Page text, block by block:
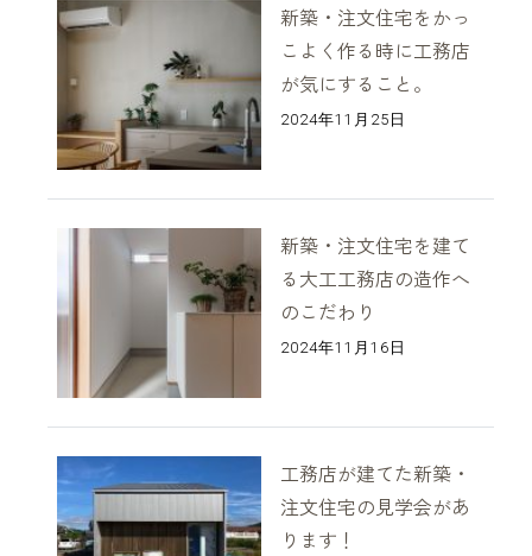
新築・注文住宅をかっ
こよく作る時に工務店
が気にすること。
2024年11月25日
新築・注文住宅を建て
る大工工務店の造作へ
のこだわり
2024年11月16日
工務店が建てた新築・
注文住宅の見学会があ
ります！